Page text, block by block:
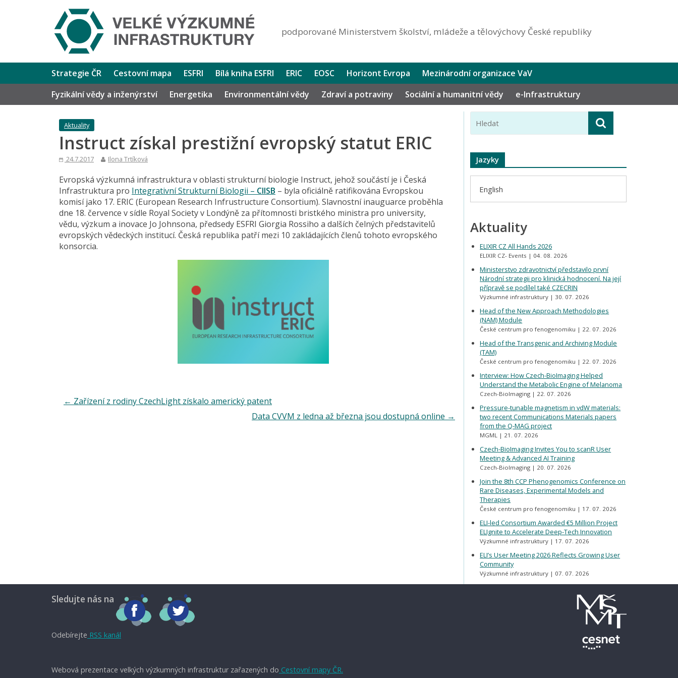
podporované Ministerstvem školství, mládeže a tělovýchovy České republiky
Strategie ČR Cestovní mapa ESFRI Bílá kniha ESFRI ERIC EOSC Horizont Evropa
Mezinárodní organizace VaV
Fyzikální vědy a inženýrství
Energetika Environmentální vědy Zdraví a potraviny Sociální a humanitní vědy e-Infrastruktury
Aktuality
Instruct získal prestižní evropský statut ERIC
24.7.2017 Ilona Trtíková
Evropská výzkumná infrastruktura v oblasti strukturní biologie Instruct, jehož součástí je i Česká
Infrastruktura pro Integrativní Strukturní Biologii – CIISB – byla oficiálně ratifikována Evropskou
komisí jako 17. ERIC (European Research Infrustructure Consortium). Slavnostní inauguarce proběhla
dne 18. července v sídle Royal Society v Londýně za přítomnosti bristkého ministra pro university,
vědu, výzkum a inovace Jo Johnsona, předsedy ESFRI Giorgia Rossiho a dalších čelných představitelů
evropských vědeckých institucí. Česká republika patří mezi 10 zakládajících členů tohoto evropského
konsorcia.
← Zařízení z rodiny CzechLight získalo americký patent
Data CVVM z ledna až března jsou dostupná online →
Jazyky
English
Aktuality
ELIXIR CZ All Hands 2026
ELIXIR CZ- Events 04. 08. 2026
Ministerstvo zdravotnictví představilo první
Národní strategii pro klinická hodnocení. Na její
přípravě se podílel také CZECRIN
Výzkumné infrastruktury 30. 07. 2026
Head of the New Approach Methodologies
(NAM) Module
České centrum pro fenogenomiku 22. 07. 2026
Head of the Transgenic and Archiving Module
(TAM)
České centrum pro fenogenomiku 22. 07. 2026
Interview: How Czech-BioImaging Helped
Understand the Metabolic Engine of Melanoma
Czech-BioImaging 22. 07. 2026
Pressure-tunable magnetism in vdW materials:
two recent Communications Materials papers
from the Q-MAG project
MGML 21. 07. 2026
Czech-BioImaging Invites You to scanR User
Meeting & Advanced AI Training
Czech-BioImaging 20. 07. 2026
Join the 8th CCP Phenogenomics Conference on
Rare Diseases, Experimental Models and
Therapies
České centrum pro fenogenomiku 17. 07. 2026
ELI-led Consortium Awarded €5 Million Project
ELIgnite to Accelerate Deep-Tech Innovation
Výzkumné infrastruktury 17. 07. 2026
ELI’s User Meeting 2026 Reflects Growing User
Community
Výzkumné infrastruktury 07. 07. 2026
Sledujte nás na
Odebírejte RSS kanál
Webová prezentace velkých výzkumných infrastruktur zařazených do Cestovní mapy ČR.